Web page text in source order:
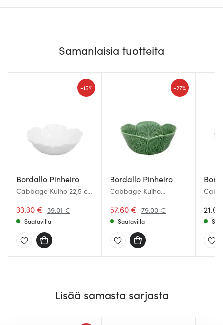
Samanlaisia tuotteita
Bordallo Pinheiro
Cabbage Kulho 22,5 cm
33.30 € 39.01 €
-15%
Saatavilla
Bordallo Pinheiro
Cabbage Kulho
Vihreä
57.60 € 79.00 €
-27%
Saatavilla
Lisää samasta sarjasta